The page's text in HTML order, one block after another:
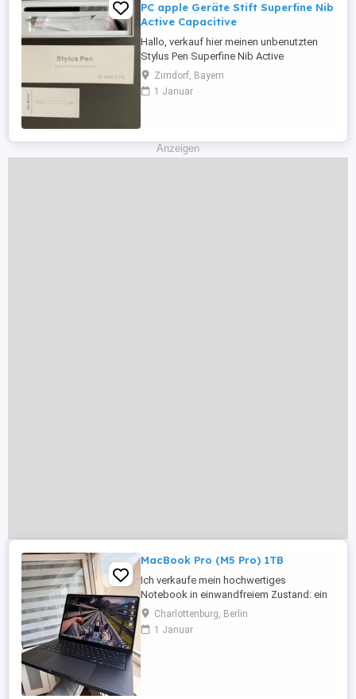
PC apple Geräte Stift Superfine Nib
Active Capacitive
Hallo, verkauf hier meinen unbenutzten
Stylus Pen Superfine Nib Active
Capacitive, für folgende iPads (2018, mini,
Air, Pro 11 12,9, 2019), auf dem letzten Bild
sind die Auflistung von iPads, die dafür
PROFESSIONELLE MONTAGE NACH
ABSPRACHE ...
Zirndorf, Bayern
1 Januar
Anzeigen
MacBook Pro (M5 Pro) 1TB
Ich verkaufe mein hochwertiges
Notebook in einwandfreiem Zustand: ein
14-Zoll MacBook Pro (M5 Pro). Es wurde
nur eine Woche lang für ein kurzes
Softwareprojekt genutzt. Optisch und
Charlottenburg, Berlin
1 Januar